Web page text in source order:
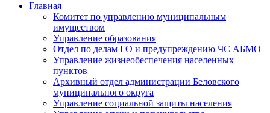
Главная
Комитет по управлению муниципальным
имуществом
Управление образования
Отдел по делам ГО и предупреждению ЧС АБМО
Управление жизнеобеспечения населенных
пунктов
Архивный отдел администрации Беловского
муниципального округа
Управление социальной защиты населения